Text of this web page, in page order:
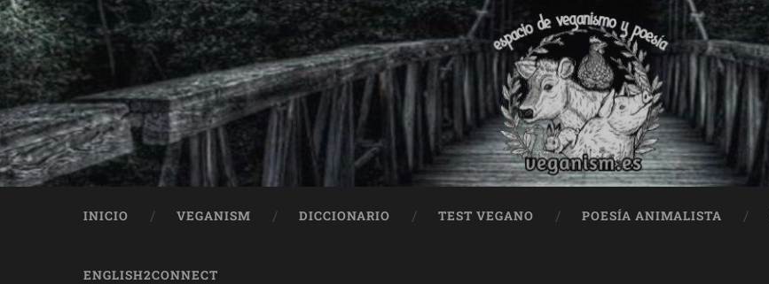
INICIO VEGANISM DICCIONARIO TEST VEGANO POESÍA ANIMALISTA
ENGLISH2CONNECT